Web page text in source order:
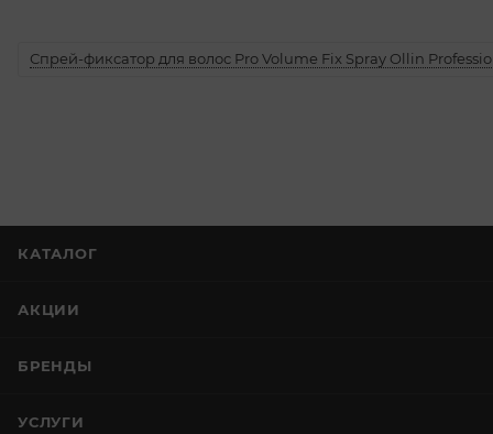
Спрей-фиксатор для волос Pro Volume Fix Spray Ollin
КАТАЛОГ
АКЦИИ
БРЕНДЫ
УСЛУГИ